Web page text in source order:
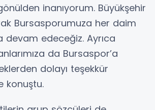
inanıyorum. Büyükşehir
Bursasporumuza her daim
edeceğiz. Ayrıca
da Bursaspor’a
dolayı teşekkür
konuştu.